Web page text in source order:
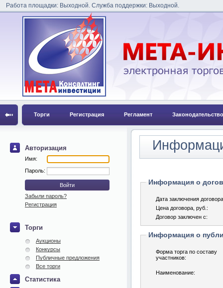
Работа площадки: Выходной. Служба поддержки: Выходной.
Торги Регистрация Регламент Законодательство
Авторизация
Имя:
Пароль:
Забыли пароль?
Регистрация
Торги
Аукционы
Конкурсы
Публичные предложения
Все торги
Статистика
Информация о
Дата заключения
Цена договора, pуб.:
Договор заключен с:
Информация о
Форма торга по составу
участников:
Наименование: